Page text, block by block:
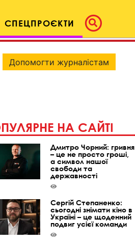
СПЕЦПРОЄКТИ
Допомогти журналістам
НА САЙТІ
Дмитро Чорний: гривня
– це не просто гроші,
а символ нашої
свободи та
державності
Сергій Степаненко:
сьогодні знімати кіно в
Україні – це щоденний
подвиг усієї команди